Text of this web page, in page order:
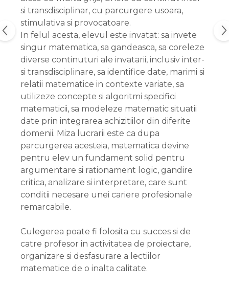
si transdisciplinar, cu parcurgere usoara,
stimulativa si provocatoare.
In felul acesta, elevul este invatat: sa invete
singur matematica, sa gandeasca, sa coreleze
diverse continuturi ale invatarii, inclusiv inter-
si transdisciplinare, sa identifice date, marimi si
relatii matematice in contexte variate, sa
utilizeze concepte si algoritmi specifici
matematicii, sa modeleze matematic situatii
date prin integrarea achizitiilor din diferite
domenii. Miza lucrarii este ca dupa
parcurgerea acesteia, matematica devine
pentru elev un fundament solid pentru
argumentare si rationament logic, gandire
critica, analizare si interpretare, care sunt
conditii necesare unei cariere profesionale
remarcabile.
Culegerea poate fi folosita cu succes si de
catre profesor in activitatea de proiectare,
organizare si desfasurare a lectiilor
matematice de o inalta calitate.